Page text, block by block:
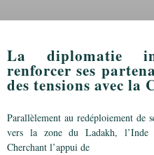
La diplomatie
renforcer ses
des tensions avec la
Parallèlement au redéploiement de
vers la zone du Ladakh, l’Inde
Cherchant l’appui de